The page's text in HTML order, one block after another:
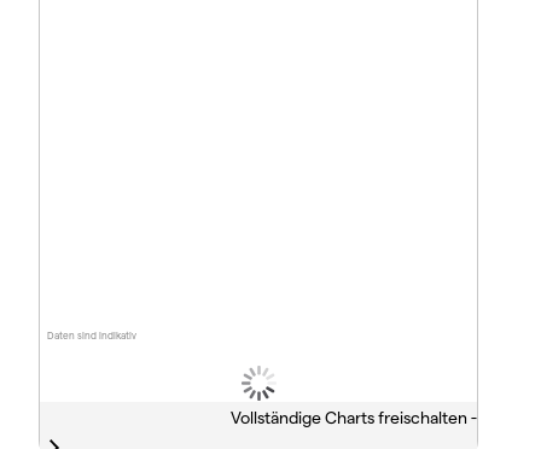
Daten sind indikativ
Vollständige Charts freischalten -